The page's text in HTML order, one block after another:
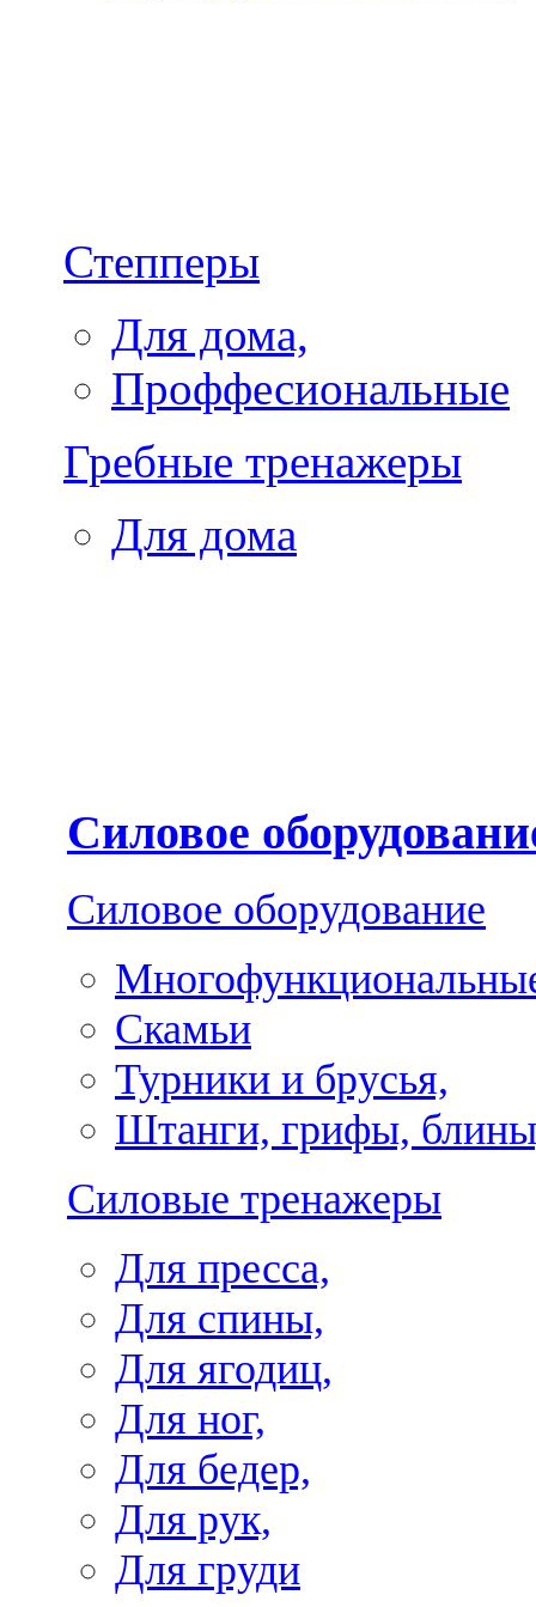
Степперы
Для дома,
Проффесиональные
Гребные тренажеры
Для дома
Силовое
Силовое оборудование
Скамьи
Турники и брусья,
Штанги, грифы,
Силовые тренажеры
Для пресса,
Для спины,
Для ягодиц,
Для ног,
Для бедер,
Для рук,
Для груди